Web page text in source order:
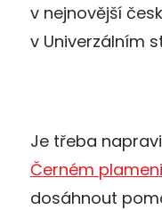
v nejnovější
v Univerzálním
Je třeba
Černém plameni
dosáhnout